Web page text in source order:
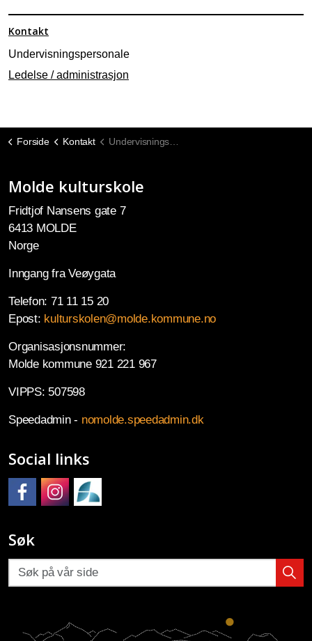
Kontakt
Undervisningspersonale
Ledelse / administrasjon
Forside Kontakt Undervisningspersonale
Molde kulturskole
Fridtjof Nansens gate 7
6413 MOLDE
Norge
Inngang fra Veøygata
Telefon: 71 11 15 20
Epost: kulturskolen@molde.kommune.no
Organisasjonsnummer:
Molde kommune 921 221 967
VIPPS: 507598
Speedadmin - nomolde.speedadmin.dk
Social links
Søk